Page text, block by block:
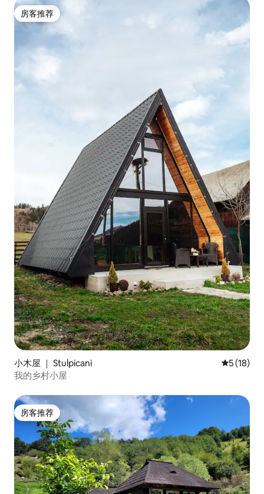
房客推荐
房客推荐
小木屋 ｜ Stulpicani 平均评分
5 (18)
我的乡村小屋
房客推荐
房客推荐